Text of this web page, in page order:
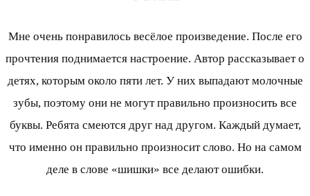
Мне очень понравилось весёлое произведение. После его
прочтения поднимается настроение. Автор рассказывает о
детях, которым около пяти лет. У них выпадают молочные
зубы, поэтому они не могут правильно произносить все
буквы. Ребята смеются друг над другом. Каждый думает,
что именно он правильно произносит слово. Но на самом
деле в слове «шишки» все делают ошибки.